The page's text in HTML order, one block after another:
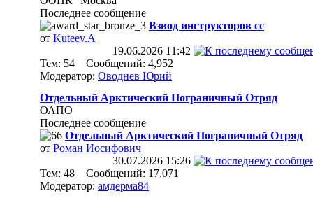
Последнее сообщение
Взвод инструкторов сс
от Kuteev.A
19.06.2026 11:42
Тем: 54 Сообщений: 4,952
Модератор: Оводнев Юрий
Отдельный Арктический Пограничный Отряд
ОАПО
Последнее сообщение
Отдельный Арктический Пограничный Отряд
от Роман Иосифович
30.07.2026 15:26
Тем: 48 Сообщений: 17,071
Модератор: амдерма84